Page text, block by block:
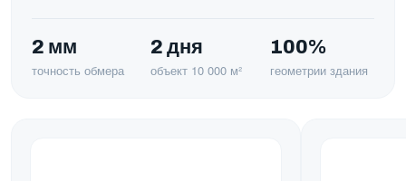
2 мм
точность обмера
2 дня
объект 10 000 м²
100%
геометрии здания